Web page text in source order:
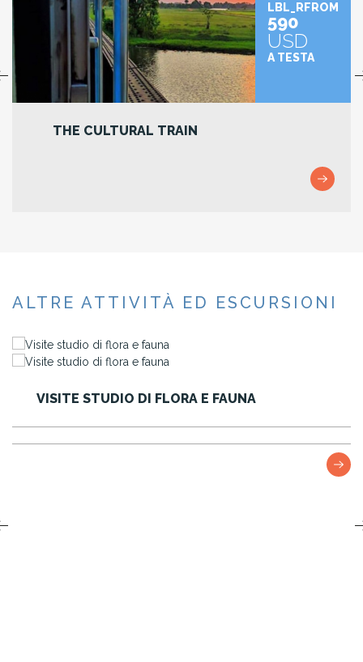
LBL_RFROM
590
USD
A TESTA
UNREAD RECTO & VERSO
ALTRE ATTIVITÀ ED ESCURSIONI
SENTIERI NATURALI E PASSEGGIATE